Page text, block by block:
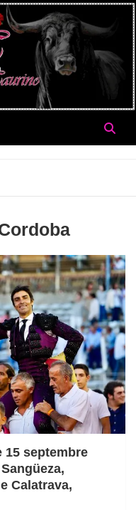
15 septembre
Calatrava,